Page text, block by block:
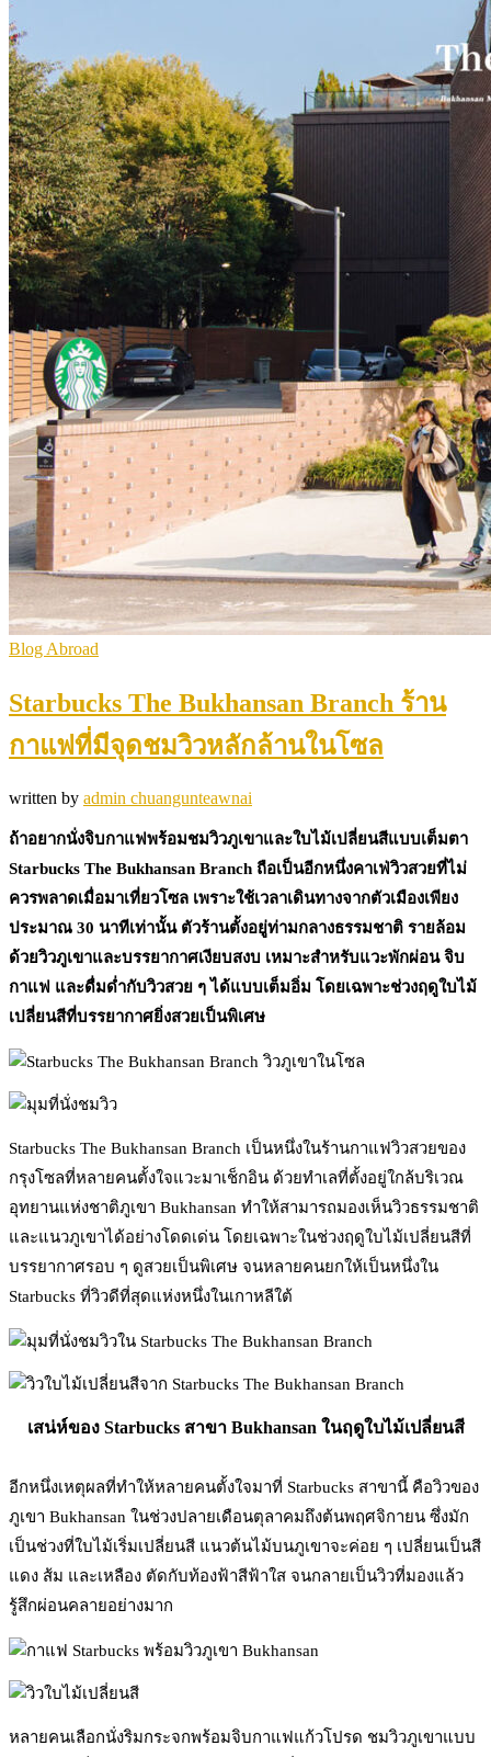
Blog Abroad
Starbucks The Bukhansan Branch ร้าน
กาแฟที่มีจุดชมวิวหลักล้านในโซล
written by admin chuangunteawnai
ถ้าอยากนั่งจิบกาแฟพร้อมชมวิวภูเขาและใบไม้เปลี่ยนสีแบบเต็มตา
Starbucks The Bukhansan Branch ถือเป็นอีกหนึ่งคาเฟ่วิวสวยที่ไม่
ควรพลาดเมื่อมาเที่ยวโซล เพราะใช้เวลาเดินทางจากตัวเมืองเพียง
ประมาณ 30 นาทีเท่านั้น ตัวร้านตั้งอยู่ท่ามกลางธรรมชาติ รายล้อม
ด้วยวิวภูเขาและบรรยากาศเงียบสงบ เหมาะสำหรับแวะพักผ่อน จิบ
กาแฟ และดื่มด่ำกับวิวสวย ๆ ได้แบบเต็มอิ่ม โดยเฉพาะช่วงฤดูใบไม้
เปลี่ยนสีที่บรรยากาศยิ่งสวยเป็นพิเศษ
Starbucks The Bukhansan Branch เป็นหนึ่งในร้านกาแฟวิวสวยของ
กรุงโซลที่หลายคนตั้งใจแวะมาเช็กอิน ด้วยทำเลที่ตั้งอยู่ใกล้บริเวณ
อุทยานแห่งชาติภูเขา Bukhansan ทำให้สามารถมองเห็นวิวธรรมชาติ
และแนวภูเขาได้อย่างโดดเด่น โดยเฉพาะในช่วงฤดูใบไม้เปลี่ยนสีที่
บรรยากาศรอบ ๆ ดูสวยเป็นพิเศษ จนหลายคนยกให้เป็นหนึ่งใน
Starbucks ที่วิวดีที่สุดแห่งหนึ่งในเกาหลีใต้
เสน่ห์ของ Starbucks สาขา Bukhansan ในฤดูใบไม้เปลี่ยนสี
อีกหนึ่งเหตุผลที่ทำให้หลายคนตั้งใจมาที่ Starbucks สาขานี้ คือวิวของ
ภูเขา Bukhansan ในช่วงปลายเดือนตุลาคมถึงต้นพฤศจิกายน ซึ่งมัก
เป็นช่วงที่ใบไม้เริ่มเปลี่ยนสี แนวต้นไม้บนภูเขาจะค่อย ๆ เปลี่ยนเป็นสี
แดง ส้ม และเหลือง ตัดกับท้องฟ้าสีฟ้าใส จนกลายเป็นวิวที่มองแล้ว
รู้สึกผ่อนคลายอย่างมาก
หลายคนเลือกนั่งริมกระจกพร้อมจิบกาแฟแก้วโปรด ชมวิวภูเขาแบบ